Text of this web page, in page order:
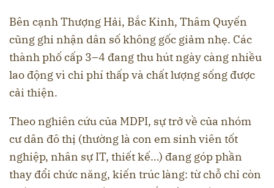
Bên cạnh Thượng Hải, Bắc Kinh, Thâm Quyến
cũng ghi nhận dân số không gốc giảm nhẹ. Các
thành phố cấp 3–4 đang thu hút ngày càng nhiều
lao động vì chi phí thấp và chất lượng sống được
cải thiện.
Theo nghiên cứu của MDPI, sự trở về của nhóm
cư dân đô thị (thường là con em sinh viên tốt
nghiệp, nhân sự IT, thiết kế…) đang góp phần
thay đổi chức năng, kiến trúc làng: từ chỗ chỉ còn